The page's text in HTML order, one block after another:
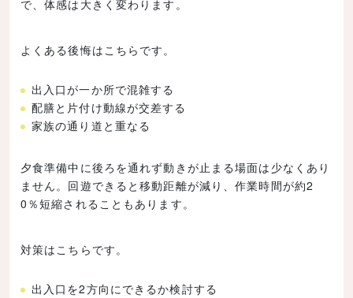
で、体感は大きく変わります。
よくある後悔はこちらです。
出入口が一か所で混雑する
配膳と片付け動線が交差する
家族の通り道と重なる
夕食準備中に後ろを通れず動きが止まる場面は少なくあり
ません。回遊できると移動距離が減り、作業時間が約2
0％短縮されることもあります。
対策はこちらです。
出入口を2方向にできるか検討する